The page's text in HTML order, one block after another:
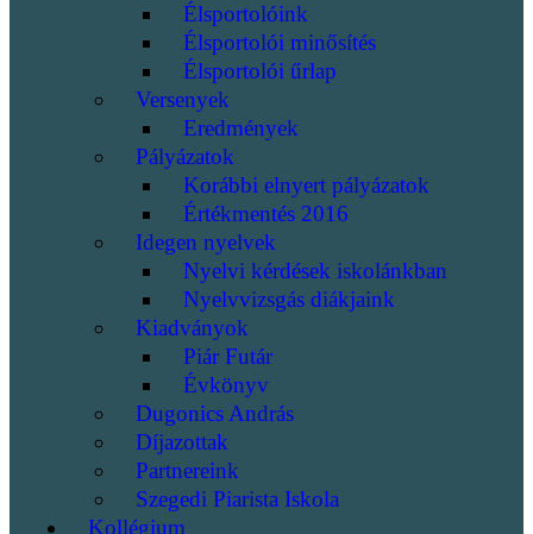
Élsportolóink
Élsportolói minősítés
Élsportolói űrlap
Versenyek
Eredmények
Pályázatok
Korábbi elnyert pályázatok
Értékmentés 2016
Idegen nyelvek
Nyelvi kérdések iskolánkban
Nyelvvizsgás diákjaink
Kiadványok
Piár Futár
Évkönyv
Dugonics András
Díjazottak
Partnereink
Szegedi Piarista Iskola
Kollégium